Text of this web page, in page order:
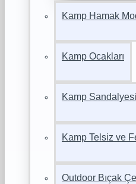
Kamp Hamak
Kamp Ocakları
Kamp Sandalyesi
Kamp Telsiz ve
Outdoor Bıçak